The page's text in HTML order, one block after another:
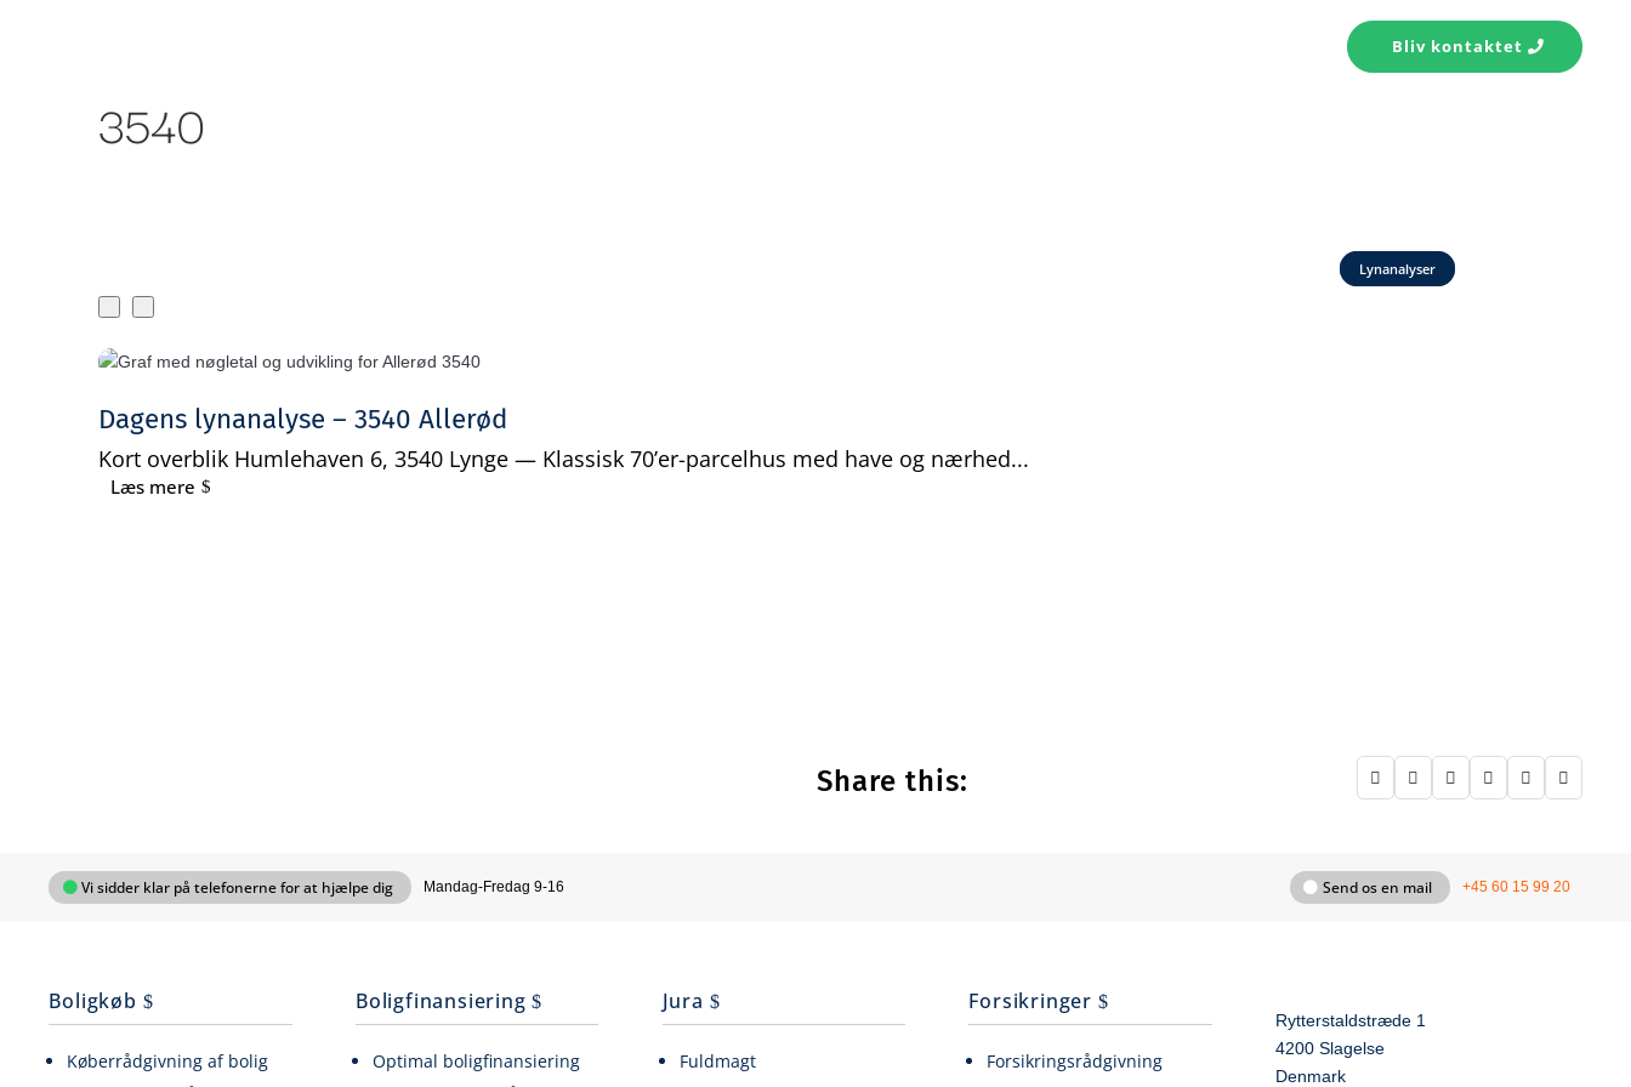
Bliv kontaktet
3540
Lynanalyser
Dagens lynanalyse – 3540 Allerød
Kort overblik Humlehaven 6, 3540 Lynge — Klassisk 70’er-parcelhus med have og nærhed...
Læs mere
Share this:      
Vi sidder klar på telefonerne for at hjælpe dig Mandag-Fredag 9-16 Send os en mail +45 60 15 99 20
Boligkøb
Køberrådgivning af bolig
Boligfinansiering
Optimal boligfinansiering
Jura
Fuldmagt
Forsikringer
Forsikringsrådgivning
Rytterstaldstræde 1
4200 Slagelse
Denmark